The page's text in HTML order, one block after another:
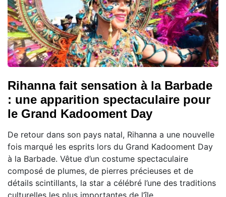
Rihanna fait sensation à la Barbade
: une apparition spectaculaire pour
le Grand Kadooment Day
De retour dans son pays natal, Rihanna a une nouvelle
fois marqué les esprits lors du Grand Kadooment Day
à la Barbade. Vêtue d’un costume spectaculaire
composé de plumes, de pierres précieuses et de
détails scintillants, la star a célébré l’une des traditions